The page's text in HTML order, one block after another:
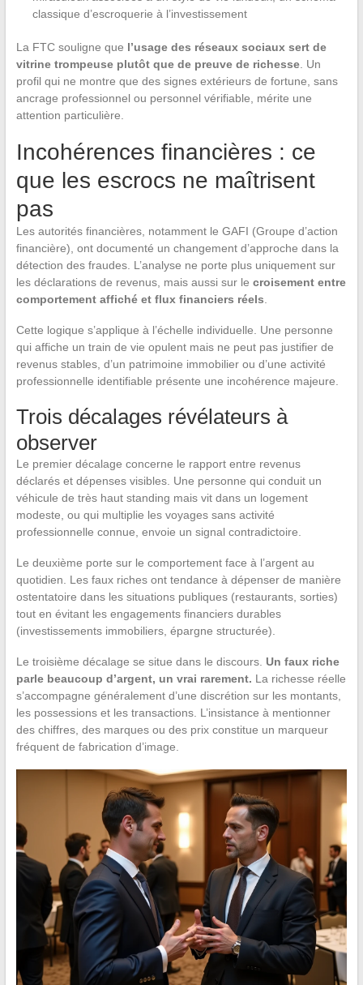
classique d’escroquerie à l’investissement
La FTC souligne que l’usage des réseaux sociaux sert de
vitrine trompeuse plutôt que de preuve de richesse. Un
profil qui ne montre que des signes extérieurs de fortune, sans
ancrage professionnel ou personnel vérifiable, mérite une
attention particulière.
Incohérences financières : ce
que les escrocs ne maîtrisent
pas
Les autorités financières, notamment le GAFI (Groupe d’action
financière), ont documenté un changement d’approche dans la
détection des fraudes. L’analyse ne porte plus uniquement sur
les déclarations de revenus, mais aussi sur le croisement entre
comportement affiché et flux financiers réels
Cette logique s’applique à l’échelle individuelle. Une personne
qui affiche un train de vie opulent mais ne peut pas justifier de
revenus stables, d’un patrimoine immobilier ou d’une activité
professionnelle identifiable présente une incohérence majeure.
Trois décalages révélateurs à
observer
Le premier décalage concerne le rapport entre revenus
déclarés et dépenses visibles. Une personne qui conduit un
véhicule de très haut standing mais vit dans un logement
modeste, ou qui multiplie les voyages sans activité
professionnelle connue, envoie un signal contradictoire.
Le deuxième porte sur le comportement face à l’argent au
quotidien. Les faux riches ont tendance à dépenser de manière
ostentatoire dans les situations publiques (restaurants, sorties)
tout en évitant les engagements financiers durables
(investissements immobiliers, épargne structurée).
Le troisième décalage se situe dans le discours. Un faux riche
parle beaucoup d’argent, un vrai rarement. La richesse réelle
s’accompagne généralement d’une discrétion sur les montants,
les possessions et les transactions. L’insistance à mentionner
des chiffres, des marques ou des prix constitue un marqueur
fréquent de fabrication d’image.